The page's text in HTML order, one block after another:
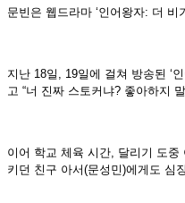
문빈은 웹드라마 ‘인어왕자: 더 비
지난 18일, 19일에 걸쳐 방송된 ‘
고 “너 진짜 스토커냐? 좋아하지
이어 학교 체육 시간, 달리기 도
키던 친구 아서(문성민)에게도 심